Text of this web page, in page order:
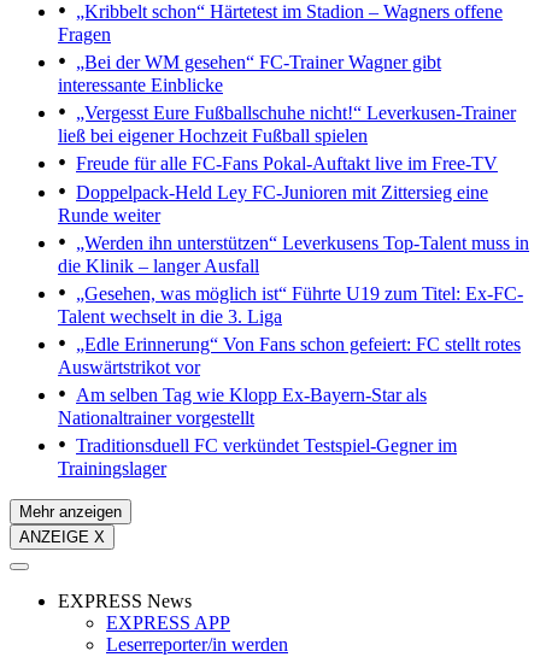
„Kribbelt schon“ Härtetest im Stadion – Wagners offene
Fragen
„Bei der WM gesehen“ FC-Trainer Wagner gibt
interessante Einblicke
„Vergesst Eure Fußballschuhe nicht!“ Leverkusen-Trainer
ließ bei eigener Hochzeit Fußball spielen
Freude für alle FC-Fans Pokal-Auftakt live im Free-TV
Doppelpack-Held Ley FC-Junioren mit Zittersieg eine
Runde weiter
„Werden ihn unterstützen“ Leverkusens Top-Talent muss in
die Klinik – langer Ausfall
„Gesehen, was möglich ist“ Führte U19 zum Titel: Ex-FC-
Talent wechselt in die 3. Liga
„Edle Erinnerung“ Von Fans schon gefeiert: FC stellt rotes
Auswärtstrikot vor
Am selben Tag wie Klopp Ex-Bayern-Star als
Nationaltrainer vorgestellt
Traditionsduell FC verkündet Testspiel-Gegner im
Trainingslager
Mehr anzeigen
ANZEIGE X
EXPRESS News
EXPRESS APP
Leserreporter/in werden